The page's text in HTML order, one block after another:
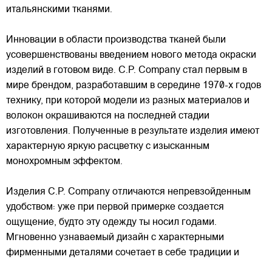
итальянскими тканями.
Инновации в области производства тканей были
усовершенствованы введением нового метода окраски
изделий в готовом виде. C.P. Company стал первым в
мире брендом, разработавшим в середине 1970-х годов
технику, при которой модели из разных материалов и
волокон окрашиваются на последней стадии
изготовления. Полученные в результате изделия имеют
характерную яркую расцветку с изысканным
монохромным эффектом.
Изделия C.P. Company отличаются непревзойденным
удобством: уже при первой примерке создается
ощущение, будто эту одежду ты носил годами.
Мгновенно узнаваемый дизайн с характерными
фирменными деталями сочетает в себе традиции и